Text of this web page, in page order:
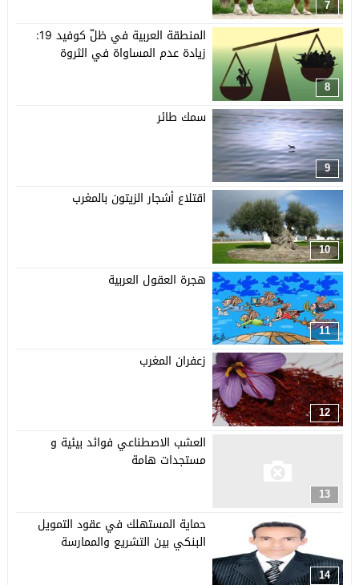
7
8
المنطقة العربية في ظلّ كوفيد 19:
زيادة عدم المساواة في الثروة
9
سمك طائر
10
اقتلاع أشجار الزيتون بالمغرب
11
هجرة العقول العربية
12
زعفران المغرب
13
العشب الاصطناعي فوائد بيئية و
مستجدات هامة
14
حماية المستهلك في عقود التمويل
البنكي بين التشريع والممارسة